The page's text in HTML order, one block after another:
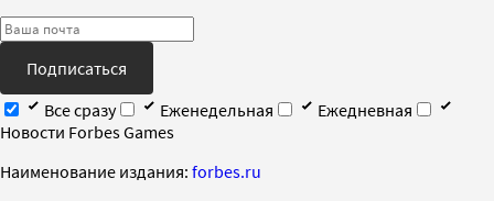
Подписаться
Все сразу
Еженедельная
Ежедневная
Новости Forbes Games
Наименование издания: forbes.ru